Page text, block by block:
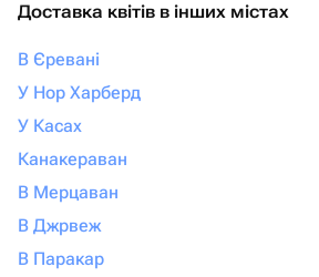
Доставка квітів в інших містах
В Єревані
У Нор Харберд
У Касах
Канакераван
В Мерцаван
В Джрвеж
В Паракар